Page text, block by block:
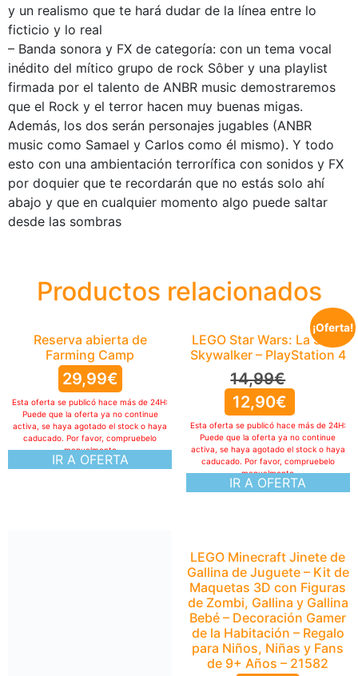
y un realismo que te hará dudar de la línea entre lo
ficticio y lo real
– Banda sonora y FX de categoría: con un tema vocal
inédito del mítico grupo de rock Sôber y una playlist
firmada por el talento de ANBR music demostraremos
que el Rock y el terror hacen muy buenas migas.
Además, los dos serán personajes jugables (ANBR
music como Samael y Carlos como él mismo). Y todo
esto con una ambientación terrorífica con sonidos y FX
por doquier que te recordarán que no estás solo ahí
abajo y que en cualquier momento algo puede saltar
desde las sombras
Productos relacionados
Reserva abierta de
Farming Camp
29,99€
IR A OFERTA
Esta oferta se publicó hace más de 24H:
Puede que la oferta ya no continue
activa, se haya agotado el stock o haya
caducado. Por favor, compruebelo
manualmente
¡Oferta!
LEGO Star Wars: La Saga
Skywalker – PlayStation 4
14,99€
12,90€
IR A OFERTA
Esta oferta se publicó hace más de 24H:
Puede que la oferta ya no continue
activa, se haya agotado el stock o haya
caducado. Por favor, compruebelo
manualmente
LEGO Minecraft Jinete de
Gallina de Juguete – Kit de
Maquetas 3D con Figuras
de Zombi, Gallina y Gallina
Bebé – Decoración Gamer
de la Habitación – Regalo
para Niños, Niñas y Fans
de 9+ Años – 21582